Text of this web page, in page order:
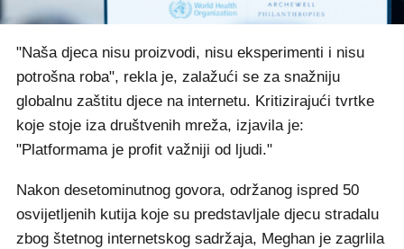
"Naša djeca nisu proizvodi, nisu eksperimenti i nisu
potrošna roba", rekla je, zalažući se za snažniju
globalnu zaštitu djece na internetu. Kritizirajući tvrtke
koje stoje iza društvenih mreža, izjavila je:
"Platformama je profit važniji od ljudi."
Nakon desetominutnog govora, održanog ispred 50
osvijetljenih kutija koje su predstavljale djecu stradalu
zbog štetnog internetskog sadržaja, Meghan je zagrlila